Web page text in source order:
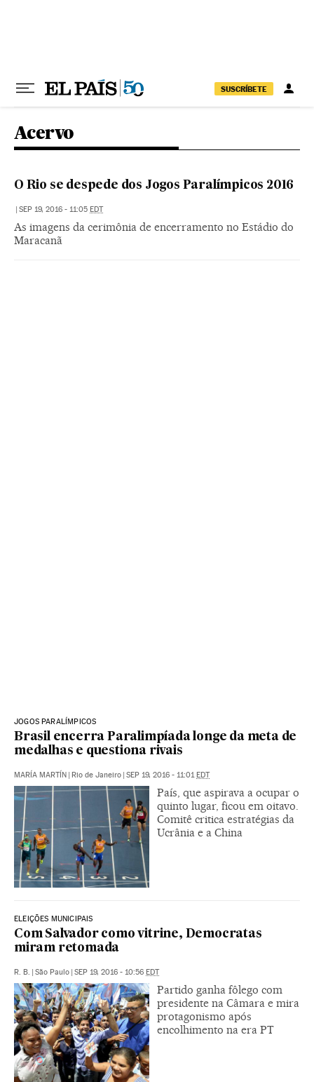
SUSCRÍBETE
Acervo
O Rio se despede dos Jogos Paralímpicos 2016
| SEP 19, 2016 - 11:05 EDT
As imagens da cerimônia de encerramento no Estádio do
Maracanã
JOGOS PARALÍMPICOS
Brasil encerra Paralimpíada longe da meta de
medalhas e questiona rivais
MARÍA MARTÍN | Rio de Janeiro | SEP 19, 2016 - 11:01EDT
País, que aspirava a ocupar o
quinto lugar, ficou em oitavo.
Comitê critica estratégias da
Ucrânia e a China
ELEIÇÕES MUNICIPAIS
Com Salvador como vitrine, Democratas
miram retomada
R. B. | São Paulo | SEP 19, 2016 - 10:56 EDT
Partido ganha fôlego com
presidente na Câmara e mira
protagonismo após
encolhimento na era PT